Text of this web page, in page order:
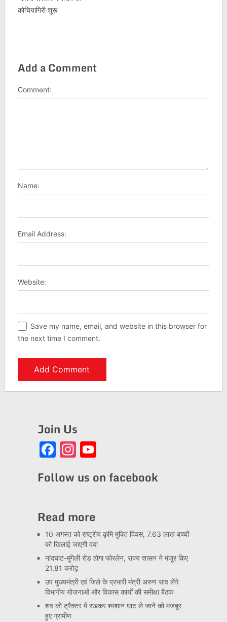
कोचियागिरी शुरू
Add a Comment
Comment:
Name:
Email Address:
Website:
Save my name, email, and website in this browser for
the next time I comment.
Join Us
Facebook
Instagram
YouTube
Follow us on facebook
Read more
10 अगस्त को राष्ट्रीय कृमि मुक्ति दिवस, 7.63 लाख बच्चों
को खिलाई जाएगी दवा
नांदघाट-मुंगेली रोड होगा फोरलेन, राज्य शासन ने मंजूर किए
21.81 करोड़
उप मुख्यमंत्री एवं जिले के प्रभारी मंत्री अरुण साव लेंगे
विभागीय योजनाओं और विकास कार्यों की समीक्षा बैठक
शव को ट्रैक्टर में रखकर श्मशान घाट ले जाने को मजबूर
हुए ग्रामीण